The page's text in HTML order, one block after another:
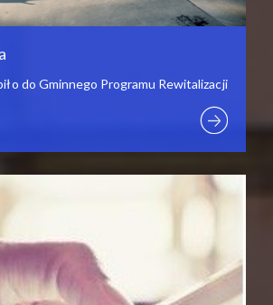
do Gminnego Programu Rewitalizacji